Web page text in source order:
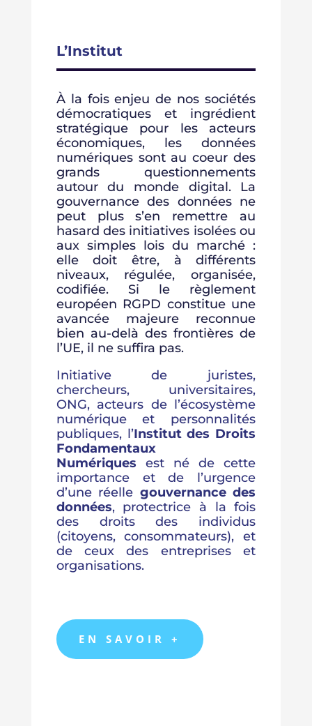
L’Institut
À la fois enjeu de nos sociétés
démocratiques et ingrédient
stratégique pour les acteurs
économiques, les données
numériques sont au coeur des
grands questionnements
autour du monde digital. La
gouvernance des données ne
peut plus s’en remettre au
hasard des initiatives isolées ou
aux simples lois du marché :
elle doit être, à différents
niveaux, régulée, organisée,
codifiée. Si le règlement
européen RGPD constitue une
avancée majeure reconnue
bien au-delà des frontières de
l’UE, il ne suffira pas.
Initiative de juristes,
chercheurs, universitaires,
ONG, acteurs de l’écosystème
numérique et personnalités
publiques, l’Institut des Droits
Fondamentaux
Numériques est né de cette
importance et de l’urgence
d’une réelle gouvernance des
données, protectrice à la fois
des droits des individus
(citoyens, consommateurs), et
de ceux des entreprises et
organisations.
EN SAVOIR +